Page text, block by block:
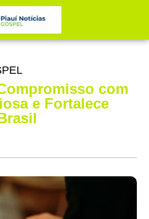
com
e Fortalece